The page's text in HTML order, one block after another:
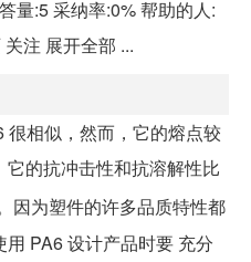
量:5 采纳率:0% 帮助的人:
注 展开全部 ...
很相似，然而，它的熔点较
的抗冲击性和抗溶解性比
因为塑件的许多品质特性都
PA6 设计产品时要 充分